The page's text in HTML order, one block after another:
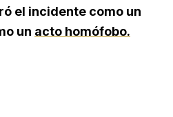
el incidente como un
un acto homófobo.